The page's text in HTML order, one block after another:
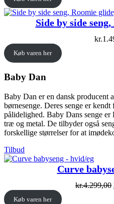
Side by side
kr.
Køb varen her
Baby Dan
Baby Dan er en dansk producent
børnesenge. Deres senge er
pålidelighed. Baby Dans senge
træ og metal. De tilbyder også
forskellige størrelser for at
Tilbud
på
Curve
kr.4.299,00
Køb varen her